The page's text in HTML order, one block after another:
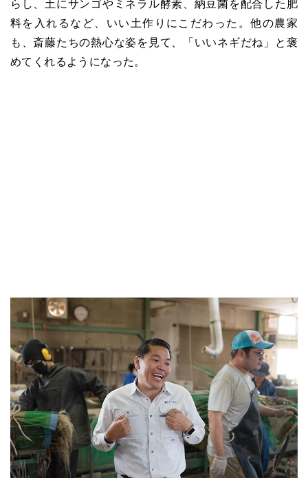
らし、土にサンゴやミネラル酵素、納豆菌を配合した肥
料を入れるなど、いい土作りにこだわった。他の農家
も、斎藤たちの熱心な姿を見て、「いいネギだね」と褒
めてくれるようになった。